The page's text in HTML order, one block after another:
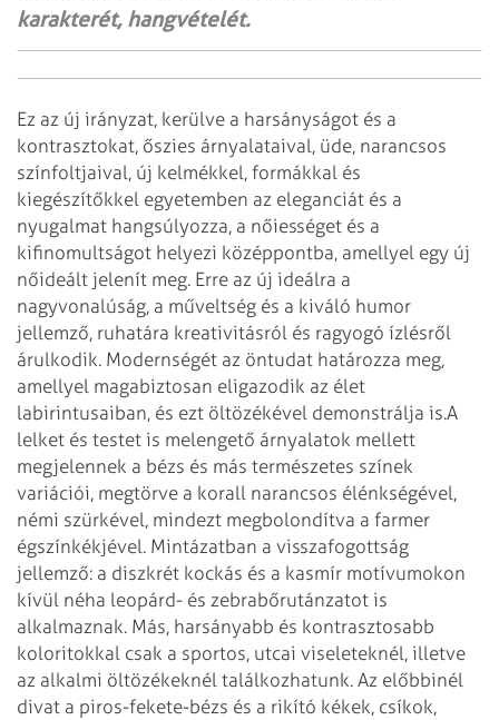
karakterét, hangvételét.
Ez az új irányzat, kerülve a harsányságot és a
kontrasztokat, őszies árnyalataival, üde, narancsos
színfoltjaival, új kelmékkel, formákkal és
kiegészítőkkel egyetemben az eleganciát és a
nyugalmat hangsúlyozza, a nőiességet és a
kifinomultságot helyezi középpontba, amellyel egy új
nőideált jelenít meg. Erre az új ideálra a
nagyvonalúság, a műveltség és a kiváló humor
jellemző, ruhatára kreativitásról és ragyogó ízlésről
árulkodik. Modernségét az öntudat határozza meg,
amellyel magabiztosan eligazodik az élet
labirintusaiban, és ezt öltözékével demonstrálja is.A
lelket és testet is melengető árnyalatok mellett
megjelennek a bézs és más természetes színek
variációi, megtörve a korall narancsos élénkségével,
némi szürkével, mindezt megbolondítva a farmer
égszínkékjével. Mintázatban a visszafogottság
jellemző: a diszkrét kockás és a kasmír motívumokon
kívül néha leopárd- és zebrabőrutánzatot is
alkalmaznak. Más, harsányabb és kontrasztosabb
koloritokkal csak a sportos, utcai viseleteknél, illetve
az alkalmi öltözékeknél találkozhatunk. Az előbbinél
divat a piros-fekete-bézs és a rikító kékek, csíkok,